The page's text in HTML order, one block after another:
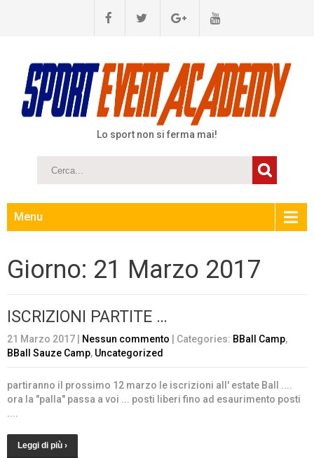
Lo sport non si ferma mai!
Menu
Giorno: 21 Marzo 2017
ISCRIZIONI PARTITE …
21 Marzo 2017 Nessun commento | Categories: BBall Camp,
BBall Sauze Camp, Uncategorized
partiranno il prossimo 12 marzo le iscrizioni all' estate Ball ....
ora la "palla" passa a voi ... posti liberi fino ad esaurimento posti
....
Leggi di più ›